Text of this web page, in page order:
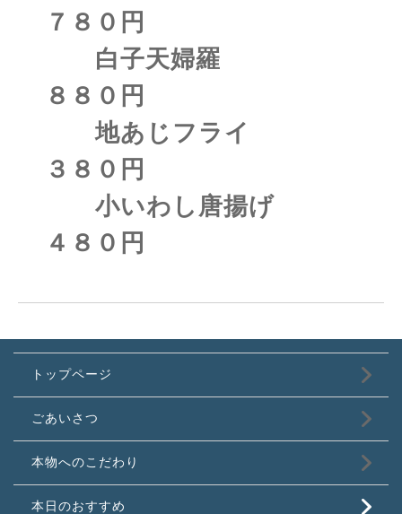
７８０円
白子天婦羅
８８０円
地あじフライ
３８０円
小いわし唐揚げ
４８０円
トップページ
ごあいさつ
本物へのこだわり
本日のおすすめ